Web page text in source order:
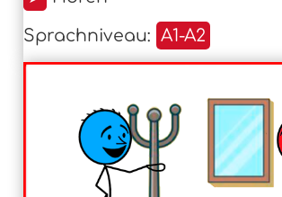
Sprachniveau: A1-A2